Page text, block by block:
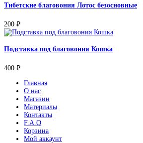
Тибетские благовония Лотос безосновные
200 ₽
Подставка под благовония Кошка
400 ₽
Главная
О нас
Магазин
Материалы
Контакты
F.A.Q
Корзина
Мой аккаунт